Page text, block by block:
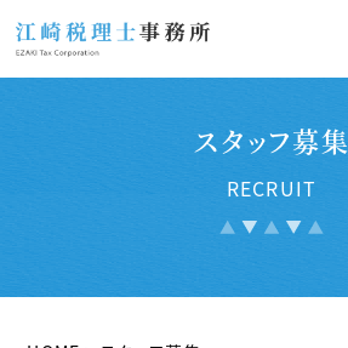
スタッフ募集
RECRUIT